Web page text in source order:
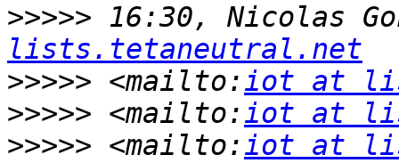
>>>>> 16:30, Nicolas
lists.tetaneutral.net
>>>>> <mailto:iot at
>>>>> <mailto:iot at
>>>>> <mailto:iot at